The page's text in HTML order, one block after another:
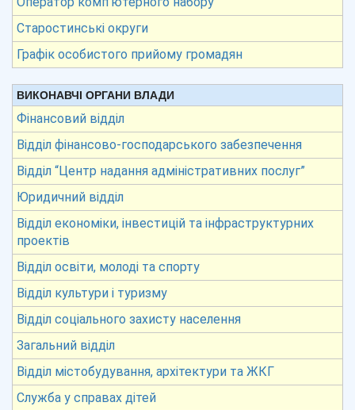
Старостинські округи
Графік особистого прийому громадян
ВИКОНАВЧІ ОРГАНИ ВЛАДИ
Фінансовий відділ
Відділ фінансово-господарського забезпечення
Відділ “Центр надання адміністративних послуг”
Юридичний відділ
Відділ економіки, інвестицій та інфраструктурних
проектів
Відділ освіти, молоді та спорту
Відділ культури і туризму
Відділ соціального захисту населення
Загальний відділ
Відділ містобудування, архітектури та ЖКГ
Служба у справах дітей